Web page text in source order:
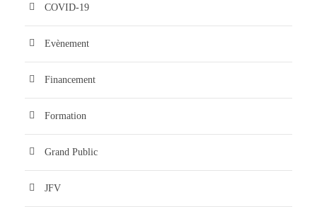
COVID-19
Evènement
Financement
Formation
Grand Public
JFV